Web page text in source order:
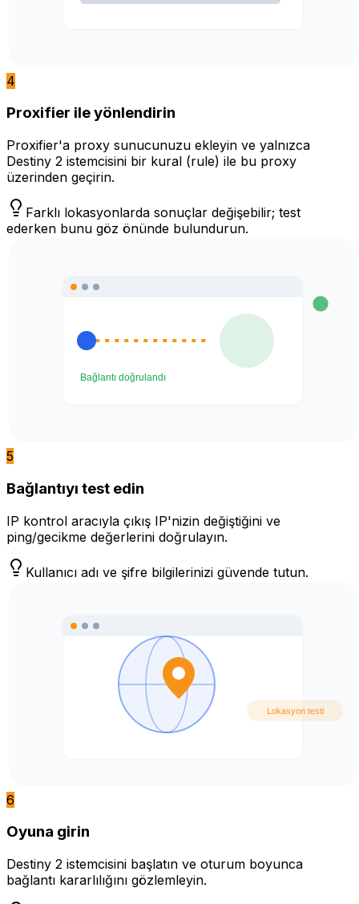
4
Proxifier ile yönlendirin
Proxifier'a proxy sunucunuzu ekleyin ve yalnızca
Destiny 2 istemcisini bir kural (rule) ile bu proxy
üzerinden geçirin.
Farklı lokasyonlarda sonuçlar değişebilir; test
ederken bunu göz önünde bulundurun.
5
Bağlantıyı test edin
IP kontrol aracıyla çıkış IP'nizin değiştiğini ve
ping/gecikme değerlerini doğrulayın.
Kullanıcı adı ve şifre bilgilerinizi güvende tutun.
6
Oyuna girin
Destiny 2 istemcisini başlatın ve oturum boyunca
bağlantı kararlılığını gözlemleyin.